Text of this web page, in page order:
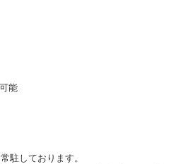
能
駐しております。